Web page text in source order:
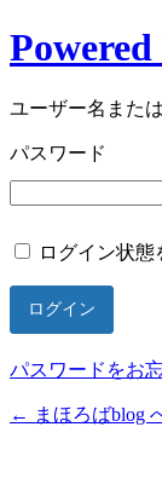
ユーザー名また
パスワード
ログイン状態
パスワードをお
← まほろばblog